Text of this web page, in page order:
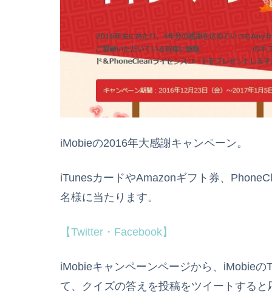
iMobieの2016年大感謝キャンペーン。
iTunesカードやAmazonギフト券、
名様に当たります。
【Twitter・Facebook】
iMobieキャンペーンページから、iMobie
て、クイズの答えを投稿をツイートすると